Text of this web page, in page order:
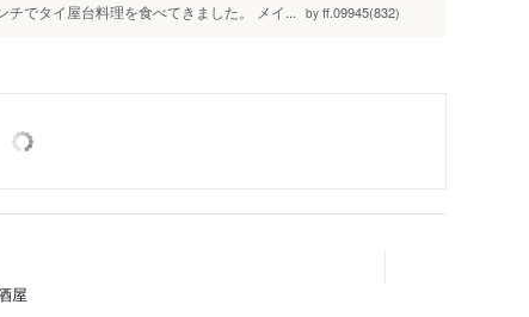
でタイ屋台料理を食べてきました。 メイ... by ff.09945(832)
屋